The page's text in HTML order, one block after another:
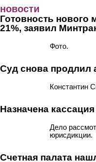
новости
Готовность нового
21%, заявил
Фото.
Суд снова продлил
Константин
Назначена
Дело
юрисдикции.
Счетная палата